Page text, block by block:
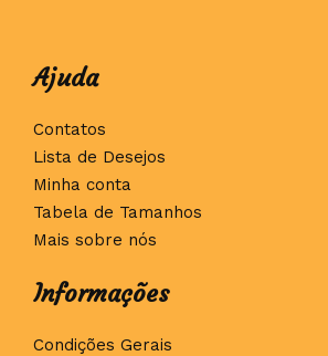
Ajuda
Contatos
Lista de Desejos
Minha conta
Tabela de Tamanhos
Mais sobre nós
Informações
Condições Gerais